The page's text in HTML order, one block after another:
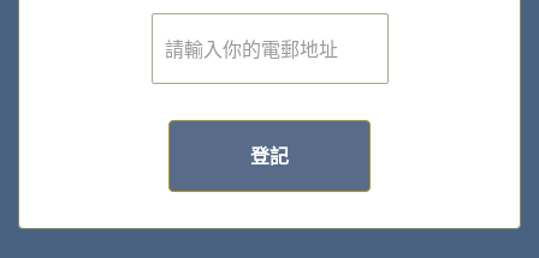
電
子
登記